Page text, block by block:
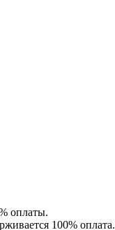
оплаты.
100% оплата.